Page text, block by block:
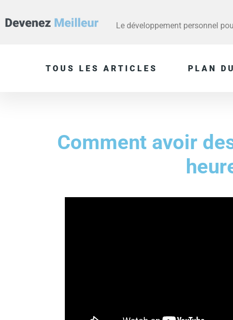
Le développement personnel
TOUS LES ARTICLES PLAN
Comment avoir